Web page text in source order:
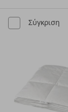
Σύγκριση